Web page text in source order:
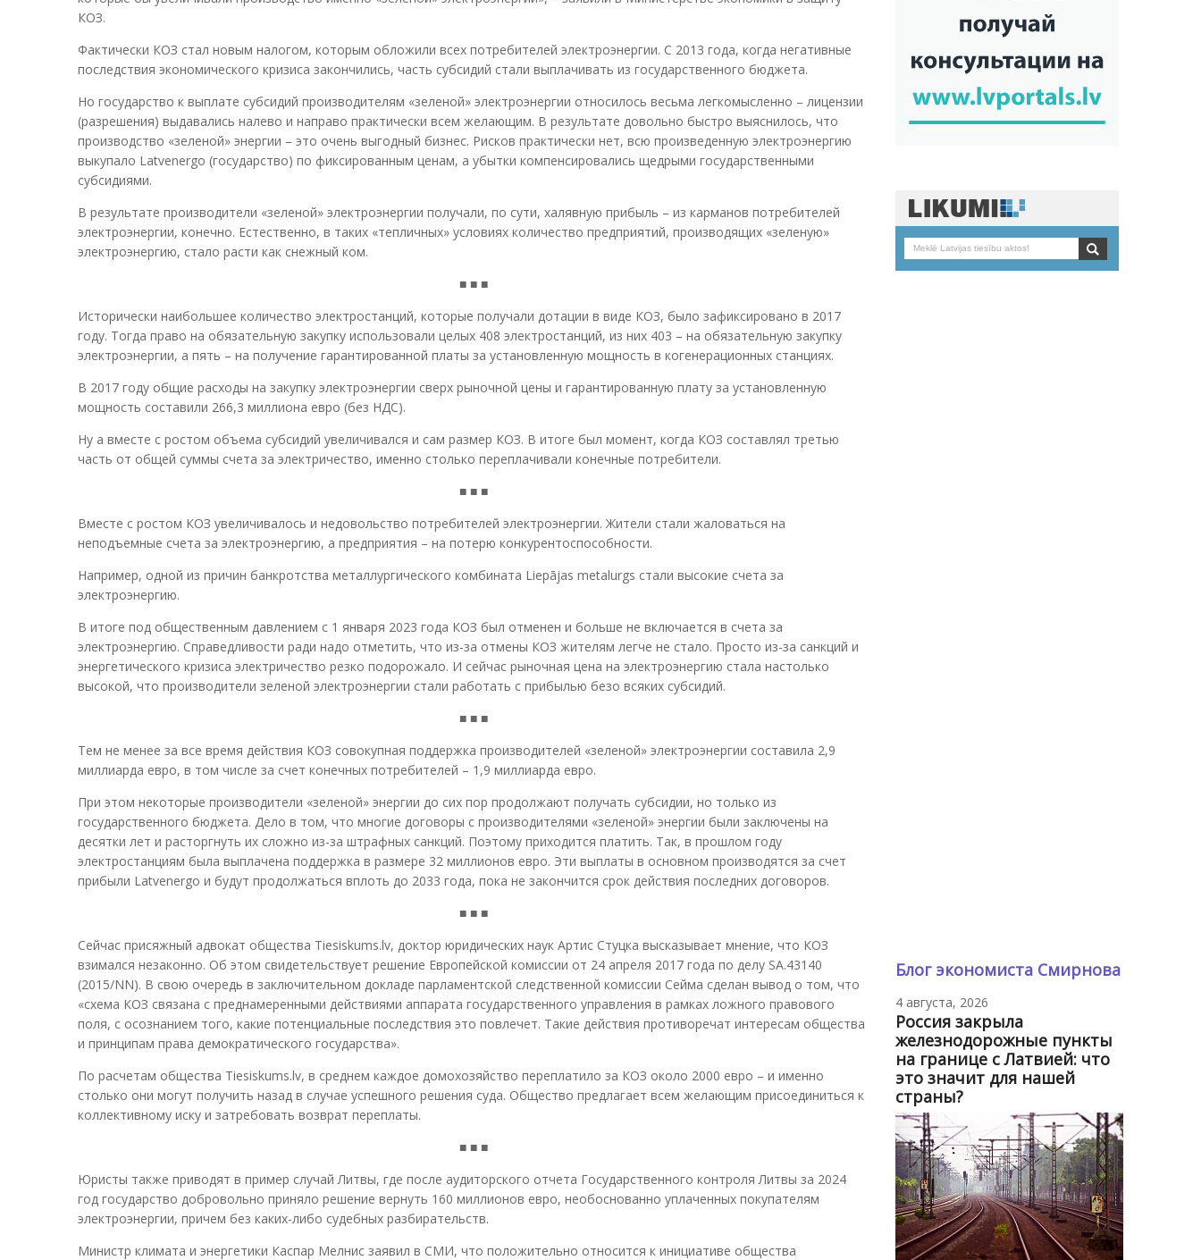
КОЗ.
Фактически КОЗ стал новым налогом, которым обложили всех потребителей электроэнергии. С 2013 года, когда негативные
последствия экономического кризиса закончились, часть субсидий стали выплачивать из государственного бюджета.
Но государство к выплате субсидий производителям «зеленой» электроэнергии относилось весьма легкомысленно – лицензии
(разрешения) выдавались налево и направо практически всем желающим. В результате довольно быстро выяснилось, что
производство «зеленой» энергии – это очень выгодный бизнес. Рисков практически нет, всю произведенную электроэнергию
выкупало Latvenergo (государство) по фиксированным ценам, а убытки компенсировались щедрыми государственными
субсидиями.
В результате производители «зеленой» электроэнергии получали, по сути, халявную прибыль – из карманов потребителей
электроэнергии, конечно. Естественно, в таких «тепличных» условиях количество предприятий, производящих «зеленую»
электроэнергию, стало расти как снежный ком.
■ ■ ■
Исторически наибольшее количество электростанций, которые получали дотации в виде КОЗ, было зафиксировано в 2017
году. Тогда право на обязательную закупку использовали целых 408 электростанций, из них 403 – на обязательную закупку
электроэнергии, а пять – на получение гарантированной платы за установленную мощность в когенерационных станциях.
В 2017 году общие расходы на закупку электроэнергии сверх рыночной цены и гарантированную плату за установленную
мощность составили 266,3 миллиона евро (без НДС).
Ну а вместе с ростом объема субсидий увеличивался и сам размер КОЗ. В итоге был момент, когда КОЗ составлял третью
часть от общей суммы счета за электричество, именно столько переплачивали конечные потребители.
■ ■ ■
Вместе с ростом КОЗ увеличивалось и недовольство потребителей электроэнергии. Жители стали жаловаться на
неподъемные счета за электроэнергию, а предприятия – на потерю конкурентоспособности.
Например, одной из причин банкротства металлургического комбината Liepājas metalurgs стали высокие счета за
электроэнергию.
В итоге под общественным давлением с 1 января 2023 года КОЗ был отменен и больше не включается в счета за
электроэнергию. Справедливости ради надо отметить, что из-за отмены КОЗ жителям легче не стало. Просто из-за санкций и
энергетического кризиса электричество резко подорожало. И сейчас рыночная цена на электроэнергию стала настолько
высокой, что производители зеленой электроэнергии стали работать с прибылью безо всяких субсидий.
■ ■ ■
Тем не менее за все время действия КОЗ совокупная поддержка производителей «зеленой» электроэнергии составила 2,9
миллиарда евро, в том числе за счет конечных потребителей – 1,9 миллиарда евро.
При этом некоторые производители «зеленой» энергии до сих пор продолжают получать субсидии, но только из
государственного бюджета. Дело в том, что многие договоры с производителями «зеленой» энергии были заключены на
десятки лет и расторгнуть их сложно из-за штрафных санкций. Поэтому приходится платить. Так, в прошлом году
электростанциям была выплачена поддержка в размере 32 миллионов евро. Эти выплаты в основном производятся за счет
прибыли Latvenergo и будут продолжаться вплоть до 2033 года, пока не закончится срок действия последних договоров.
■ ■ ■
Cейчас присяжный адвокат общества Tiesiskums.lv, доктор юридических наук Артис Стуцка высказывает мнение, что КОЗ
взимался незаконно. Об этом свидетельствует решение Европейской комиссии от 24 апреля 2017 года по делу SA.43140
(2015/NN). В свою очередь в заключительном докладе парламентской следственной комиссии Сейма сделан вывод о том, что
«схема КОЗ связана с преднамеренными действиями аппарата государственного управления в рамках ложного правового
поля, с осознанием того, какие потенциальные последствия это повлечет. Такие действия противоречат интересам общества
и принципам права демократического государства».
По расчетам общества Tiesiskums.lv, в среднем каждое домохозяйство переплатило за КОЗ около 2000 евро – и именно
столько они могут получить назад в случае успешного решения суда. Общество предлагает всем желающим присоединиться к
коллективному иску и затребовать возврат переплаты.
■ ■ ■
Юристы также приводят в пример случай Литвы, где после аудиторского отчета Государственного контроля Литвы за 2024
год государство добровольно приняло решение вернуть 160 миллионов евро, необоснованно уплаченных покупателям
электроэнергии, причем без каких-либо судебных разбирательств.
Министр климата и энергетики Каспар Мелнис заявил в СМИ, что положительно относится к инициативе общества
Блог экономиста Смирнова
4 августа, 2026
Россия закрыла
железнодорожные пункты
на границе с Латвией: что
это значит для нашей
страны?